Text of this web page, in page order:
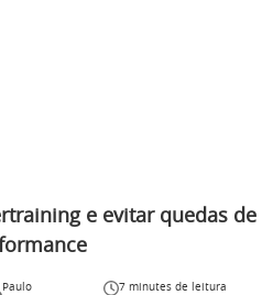
e evitar quedas de
Paulo 7 minutes de leitura